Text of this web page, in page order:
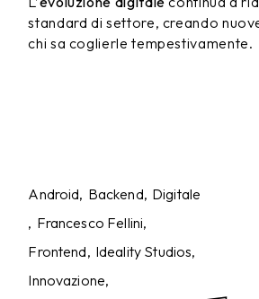
standard di settore, creando
chi sa coglierle tempestivamente.
Android Backend Digitale
Francesco Fellini
Frontend Ideality Studios
Innovazione